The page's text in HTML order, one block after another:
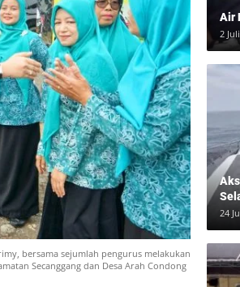
bersama sejumlah pengurus melakukan
Secanggang dan Desa Arah Condong
Air
2
24